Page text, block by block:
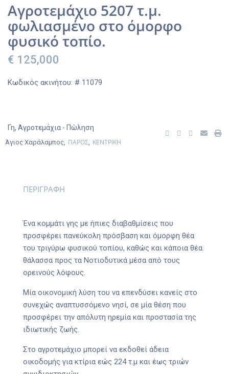
Αγροτεμάχιο 5207 τ.μ.
φωλιασμένο στο όμορφο
φυσικό τοπίο.
€ 125,000
Κωδικός ακινήτου: # 11079
Γη,Αγροτεμάχια - Πώληση
Άγιος Χαράλαμπος, ΠΑΡΟΣ ΚΕΝΤΡΙΚΗ
ΠΕΡΙΓΡΑΦΗ
Ένα κομμάτι γης με ήπιες διαβαθμίσεις που
προσφέρει πανεύκολη πρόσβαση και όμορφη θέα
του τριγύρω φυσικού τοπίου, καθώς και κάποια θέα
θάλασσα προς τα Νοτιοδυτικά μέσα από τους
ορεινούς λόφους.
Μία οικονομική λύση του να επενδύσει κανείς στο
συνεχώς αναπτυσσόμενο νησί, σε μία θέση που
προσφέρει την απόλυτη ηρεμία και προστασία της
ιδιωτικής ζωής.
Στο αγροτεμάχιο μπορεί να εκδοθεί άδεια
οικοδομής για κτίρια εώς 224 τ.μ και έως τριών